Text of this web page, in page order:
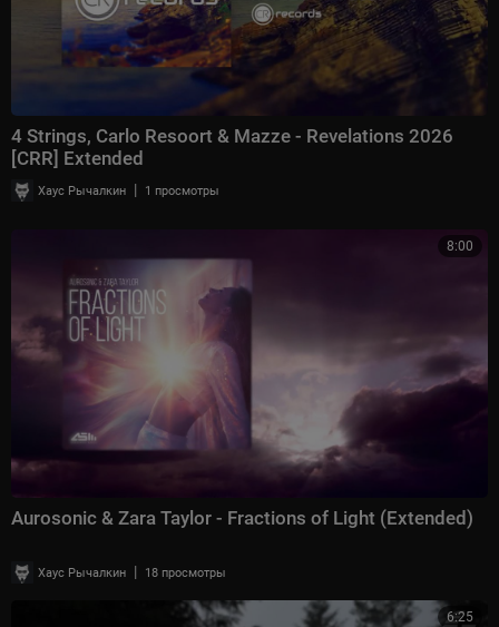
4 Strings, Carlo Resoort & Mazze - Revelations 2026
[CRR] Extended
Хаус Рычалкин | 1 просмотры
8:00
Aurosonic & Zara Taylor - Fractions of Light (Extended)
Хаус Рычалкин | 18 просмотры
6:25